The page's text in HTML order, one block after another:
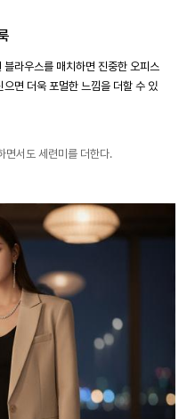
라우스를 매치하면 진중한 오피스
면 더욱 포멀한 느낌을 더할 수 있
면서도 세련미를 더한다.